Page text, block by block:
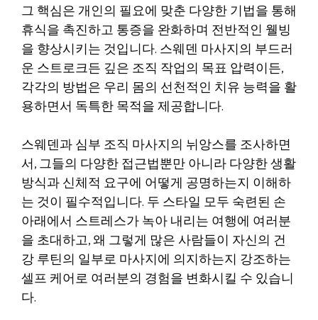
그 핵심은 개인의 필요에 맞춘 다양한 기법을 통해
휴식을 촉진하고 통증을 완화하며 전반적인 웰빙
을 향상시키는 것입니다. 스웨덴 마사지의 부드러
운 스트로크든 깊은 조직 작업의 목표 압력이든,
각각의 방법은 우리 몸의 선천적인 치유 능력을 활
용하면서 독특한 목적을 제공합니다.
스웨덴과 심부 조직 마사지의 뉘앙스를 조사하면
서, 그들의 다양한 접근법뿐만 아니라 다양한 생활
방식과 신체적 요구에 어떻게 공명하는지 이해하
는 것이 필수적입니다. 두 스타일 모두 숙련된 손
아래에서 스트레스가 녹아 내리는 여행에 여러분
을 초대하고, 왜 그렇게 많은 사람들이 자신의 건
강 루틴의 일부로 마사지에 의지하는지 강조하는
셀프 케어로 여러분의 경험을 변화시킬 수 있습니
다.